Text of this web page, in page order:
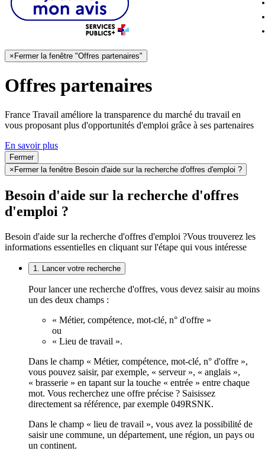
× Fermer la fenêtre "Offres partenaires"
Offres partenaires
France Travail améliore la transparence du marché du travail en
vous proposant plus d'opportunités d'emploi grâce à ses partenaires
En savoir plus
Fermer
× Fermer la fenêtre Besoin d'aide sur la recherche d'offres d'emploi ?
Besoin d'aide sur la recherche d'offres
d'emploi ?
Besoin d'aide sur la recherche d'offres d'emploi ?Vous trouverez les
informations essentielles en cliquant sur l'étape qui vous intéresse
1. Lancer votre recherche
Pour lancer une recherche d'offres, vous devez saisir au moins
un des deux champs :
« Métier, compétence, mot-clé, n° d'offre »
ou
« Lieu de travail ».
Dans le champ « Métier, compétence, mot-clé, n° d'offre »,
vous pouvez saisir, par exemple, « serveur », « anglais »,
« brasserie » en tapant sur la touche « entrée » entre chaque
mot. Vous recherchez une offre précise ? Saisissez
directement sa référence, par exemple 049RSNK.
Dans le champ « lieu de travail », vous avez la possibilité de
saisir une commune, un département, une région, un pays ou
un continent.